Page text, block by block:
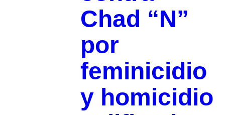
Chad “N”
por
feminicidio
y homicidio